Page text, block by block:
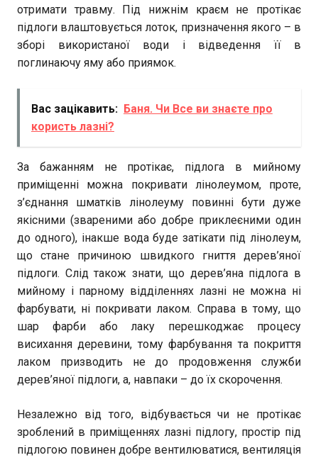
отримати травму. Під нижнім краєм не протікає
підлоги влаштовується лоток, призначення якого – в
зборі використаної води і відведення її в
поглинаючу яму або приямок.
Вас зацікавить: Баня. Чи Все ви знаєте про
користь лазні?
За бажанням не протікає, підлога в мийному
приміщенні можна покривати лінолеумом, проте,
з’єднання шматків лінолеуму повинні бути дуже
якісними (звареними або добре приклеєними один
до одного), інакше вода буде затікати під лінолеум,
що стане причиною швидкого гниття дерев’яної
підлоги. Слід також знати, що дерев’яна підлога в
мийному і парному відділеннях лазні не можна ні
фарбувати, ні покривати лаком. Справа в тому, що
шар фарби або лаку перешкоджає процесу
висихання деревини, тому фарбування та покриття
лаком призводить не до продовження служби
дерев’яної підлоги, а, навпаки – до їх скорочення.
Незалежно від того, відбувається чи не протікає
зроблений в приміщеннях лазні підлогу, простір під
підлогою повинен добре вентилюватися, вентиляція